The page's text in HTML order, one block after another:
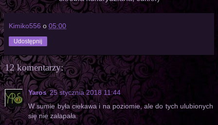
Kimiko556 o 05:00
Udostępnij
12 komentarzy:
Yaros 25 stycznia 2018 11:44
W sumie była ciekawa i na poziomie, ale do tych ulubionych
się nie załapała.